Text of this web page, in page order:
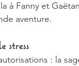
à Fanny et
aventure.
stress
: la